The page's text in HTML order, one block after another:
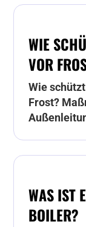
WIE
VOR
Wie
Frost?
WAS IST
BOILER?